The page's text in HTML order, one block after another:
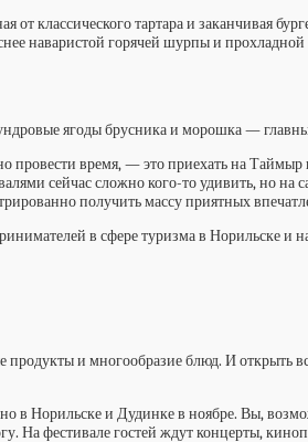
классического тартара и заканчивая
наваристой горячей шурпы и
ягоды брусника и морошка —
время, — это приехать на
сейчас сложно кого-то удивить, но на
получить массу приятных
в сфере туризма в Норильске
и многообразие блюд. И открыть
Норильске и Дудинке в ноябре. Вы,
На фестивале гостей ждут концерты,